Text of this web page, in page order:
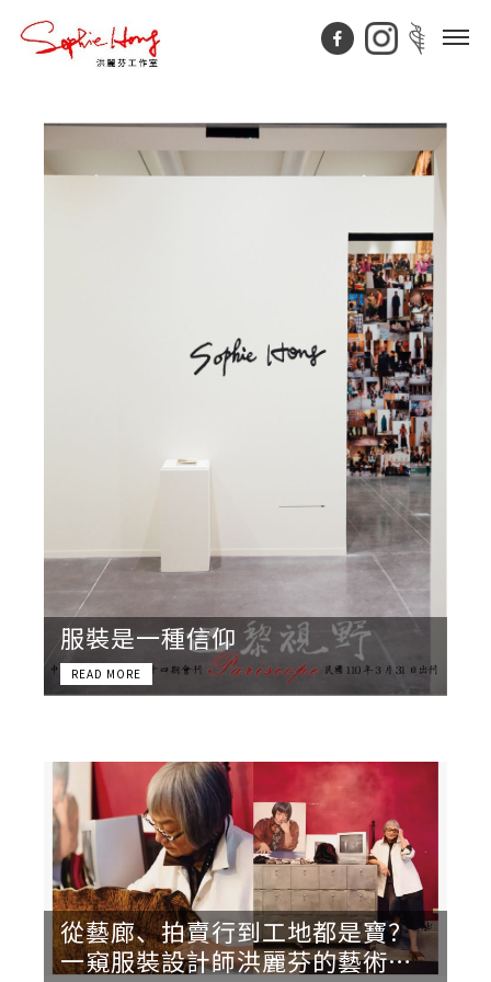
服裝是一種信仰
從藝廊、拍賣行到工地都是寶？
一窺服裝設計師洪麗芬的藝術收